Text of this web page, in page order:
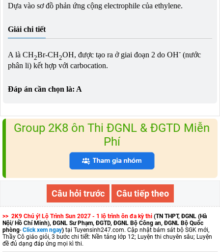
Dựa vào sơ đồ phản ứng cộng electrophile của ethylene.
Giải chi tiết
A là CH2Br-CH2OH, được tạo ra ở giai đoạn 2 do OH- (nước
phân li) kết hợp với carbocation.
Đáp án cần chọn là: A
Group 2K8 ôn Thi ĐGNL & ĐGTD Miễn
Phí
Câu hỏi trước Câu tiếp theo
>> 2K9 Chú ý! Lộ Trình Sun 2027 - 1 lộ trình ôn đa kỳ thi (TN THPT, ĐGNL (Hà
Nội/ Hồ Chí Minh), ĐGNL Sư Phạm, ĐGTD, ĐGNL Bộ Công an, ĐGNL Bộ Quốc
phòng- Click xem ngay) tại Tuyensinh247.com. Cập nhật bám sát bộ SGK mới,
Thầy Cô giáo giỏi, 3 bước chi tiết: Nền tảng lớp 12; Luyện thi chuyên sâu; Luyện
đề đủ dạng đáp ứng mọi kì thi.